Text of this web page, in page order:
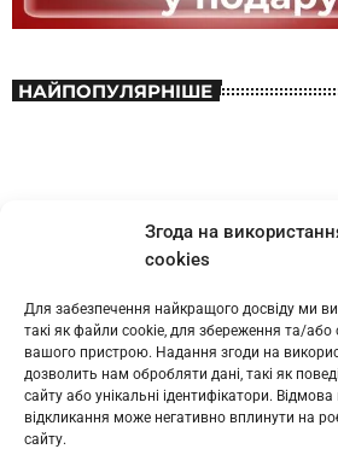
Згода на
cookies
Для забезпечення найкращого досвіду ми
такі як файли cookie, для збереження та/або
вашого пристрою. Надання згоди на
дозволить нам обробляти дані, такі як
сайту або унікальні ідентифікатори. Відмова
відкликання може негативно вплинути на
сайту.
НАЙПОПУЛЯРНІШЕ